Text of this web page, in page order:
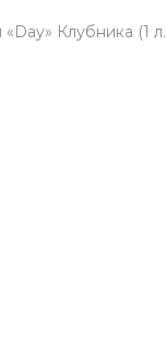
BLESK
Клубника (1